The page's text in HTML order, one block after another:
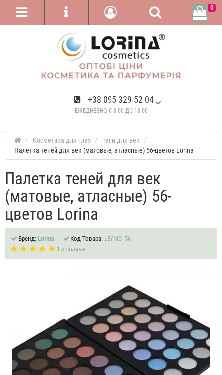
+38 095 329 52 04
ЕЖЕДНЕВНО, С 8:00 ДО 18:00
0
Косметика для глаз
Тени для век
Палетка теней для век (матовые, атласные) 56-цветов Lorina
Палетка теней для век
(матовые, атласные) 56-
цветов Lorina
Бренд: Lorina Код Товара: LEYMD -56
1 отзывов